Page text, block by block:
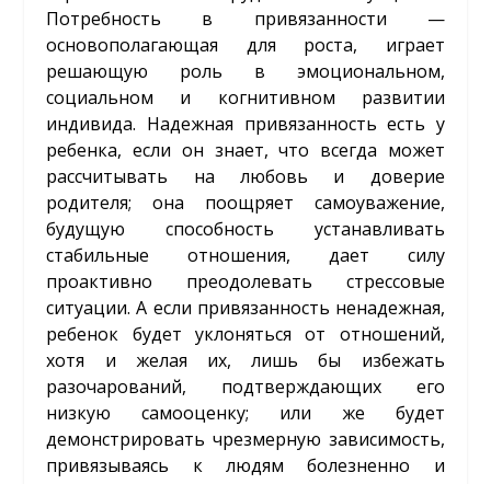
Потребность в привязанности —
основополагающая для роста, играет
решающую роль в эмоциональном,
социальном и когнитивном развитии
индивида. Надежная привязанность есть у
ребенка, если он знает, что всегда может
рассчитывать на любовь и доверие
родителя; она поощряет самоуважение,
будущую способность устанавливать
стабильные отношения, дает силу
проактивно преодолевать стрессовые
ситуации. А если привязанность ненадежная,
ребенок будет уклоняться от отношений,
хотя и желая их, лишь бы избежать
разочарований, подтверждающих его
низкую самооценку; или же будет
демонстрировать чрезмерную зависимость,
привязываясь к людям болезненно и